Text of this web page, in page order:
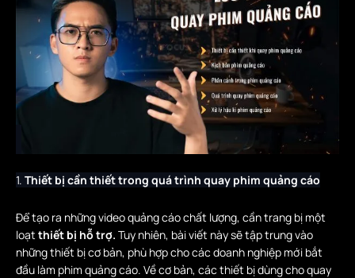
1. Thiết bị cần thiết trong quá trình quay phim quảng cáo
Để tạo ra những video quảng cáo chất lượng, cần trang bị một
loạt thiết bị hỗ trợ. Tuy nhiên, bài viết này sẽ tập trung vào
những thiết bị cơ bản, phù hợp cho các doanh nghiệp mới bắt
đầu làm phim quảng cáo. Về cơ bản, các thiết bị dùng cho quay